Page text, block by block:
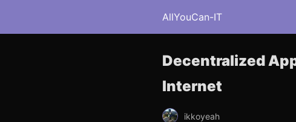
AllYouCan-IT
Decentralized
Internet
ikkoyeah